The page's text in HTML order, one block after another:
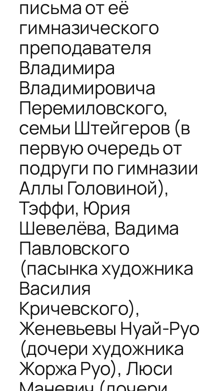
письма от её
гимназического
преподавателя
Владимира
Владимировича
Перемиловского,
семьи Штейгеров (в
первую очередь от
подруги по гимназии
Аллы Головиной),
Тэффи, Юрия
Шевелёва, Вадима
Павловского
(пасынка художника
Василия
Кричевского),
Женевьевы Нуай-Руо
(дочери художника
Жоржа Руо), Люси